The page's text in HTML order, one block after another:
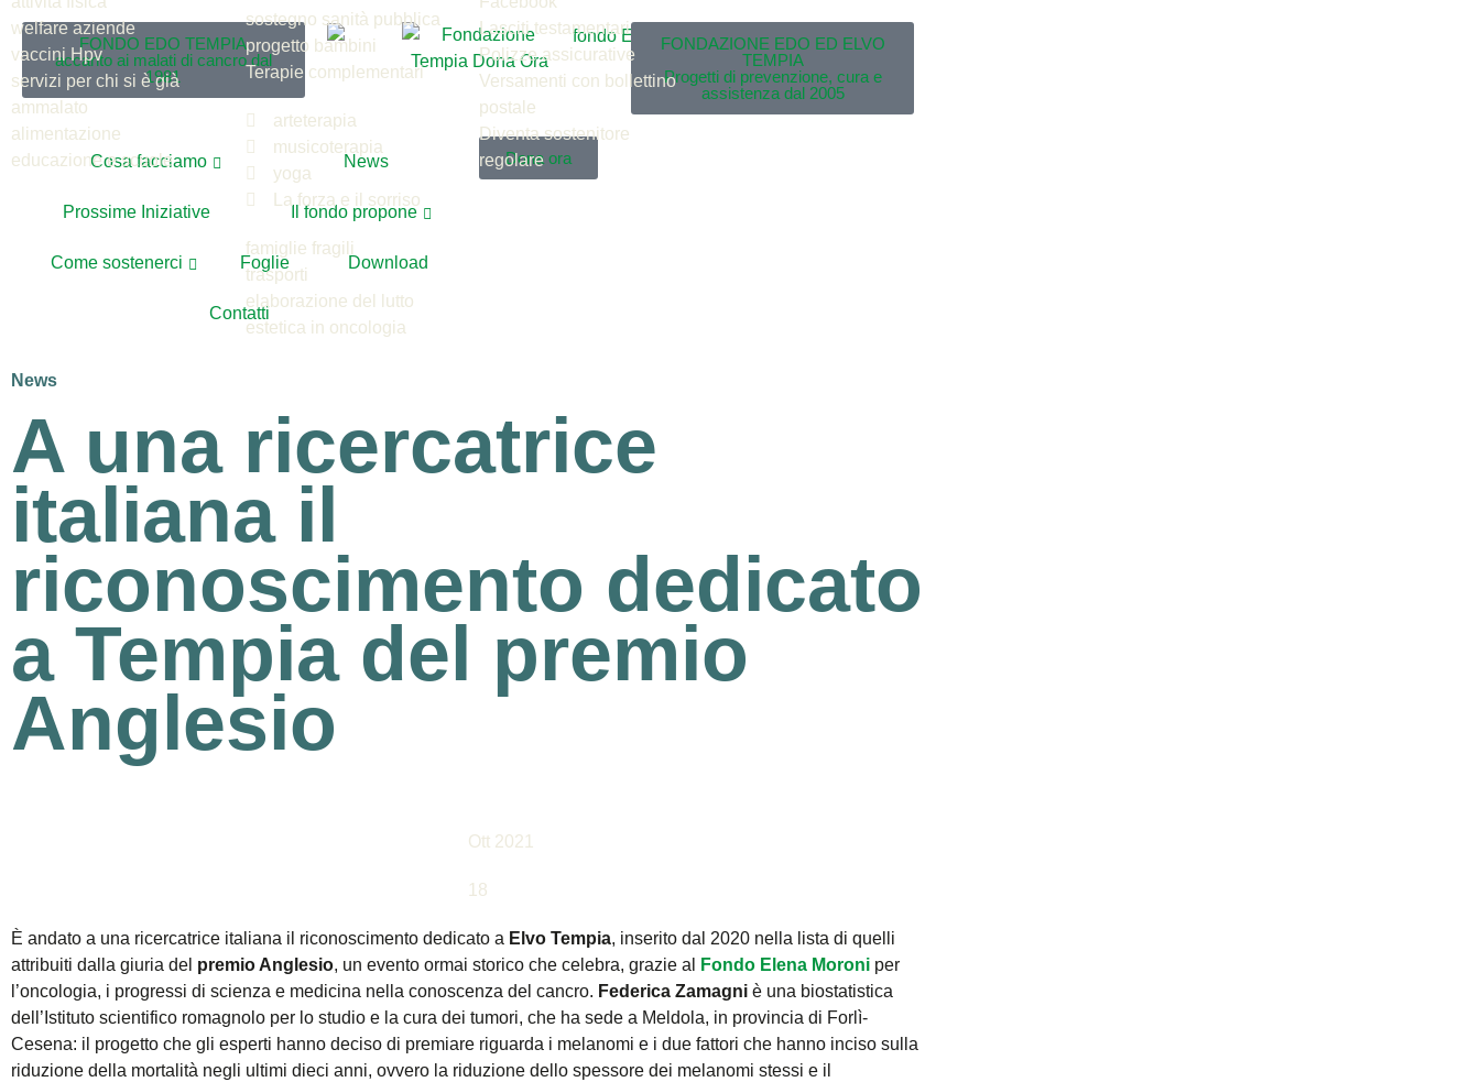
FONDO EDO TEMPIA
accanto ai malati di cancro dal
1981
FONDAZIONE EDO ED ELVO
TEMPIA
Progetti di prevenzione, cura e
assistenza dal 2005
Cosa facciamo News
Prossime Iniziative Il fondo propone
Come sostenerci Foglie Download
Contatti
Dona ora
welfare aziende
vaccini Hpv
servizi per chi si è già
ammalato
alimentazione
educazione e scuole
sostegno sanità pubblica
progetto bambini
Terapie complementari
arteterapia
musicoterapia
yoga
La forza e il sorriso
famiglie fragili
trasporti
elaborazione del lutto
estetica in oncologia
Lasciti testamentari
Polizze assicurative
Versamenti con bollettino
postale
Diventa sostenitore
regolare
News
A una ricercatrice
italiana il
riconoscimento dedicato
a Tempia del premio
Anglesio
Ott 2021
18
È andato a una ricercatrice italiana il riconoscimento dedicato a Elvo Tempia, inserito dal 2020 nella lista di quelli
attribuiti dalla giuria del premio Anglesio, un evento ormai storico che celebra, grazie al Fondo Elena Moroni per
l’oncologia, i progressi di scienza e medicina nella conoscenza del cancro. Federica Zamagni è una biostatistica
dell’Istituto scientifico romagnolo per lo studio e la cura dei tumori, che ha sede a Meldola, in provincia di Forlì-
Cesena: il progetto che gli esperti hanno deciso di premiare riguarda i melanomi e i due fattori che hanno inciso sulla
riduzione della mortalità negli ultimi dieci anni, ovvero la riduzione dello spessore dei melanomi stessi e il